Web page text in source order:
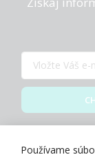
Používame